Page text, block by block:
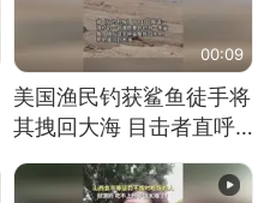
00:09
美国渔民钓获鲨鱼徒手将
其拽回大海 目击者直呼
消息）